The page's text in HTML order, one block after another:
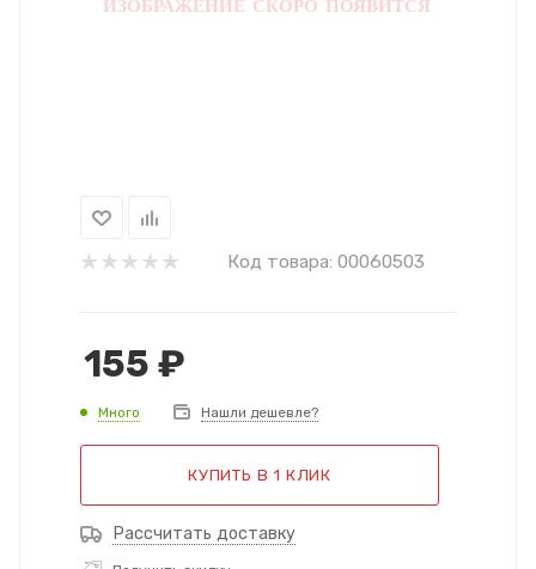
Код товара: 00060503
155 ₽
Много Нашли дешевле?
КУПИТЬ В 1 КЛИК
Рассчитать доставку